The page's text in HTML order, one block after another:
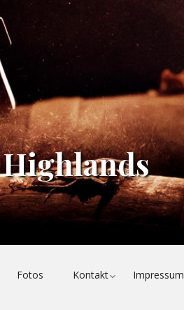
Highlands
Fotos Kontakt
child
Impressum